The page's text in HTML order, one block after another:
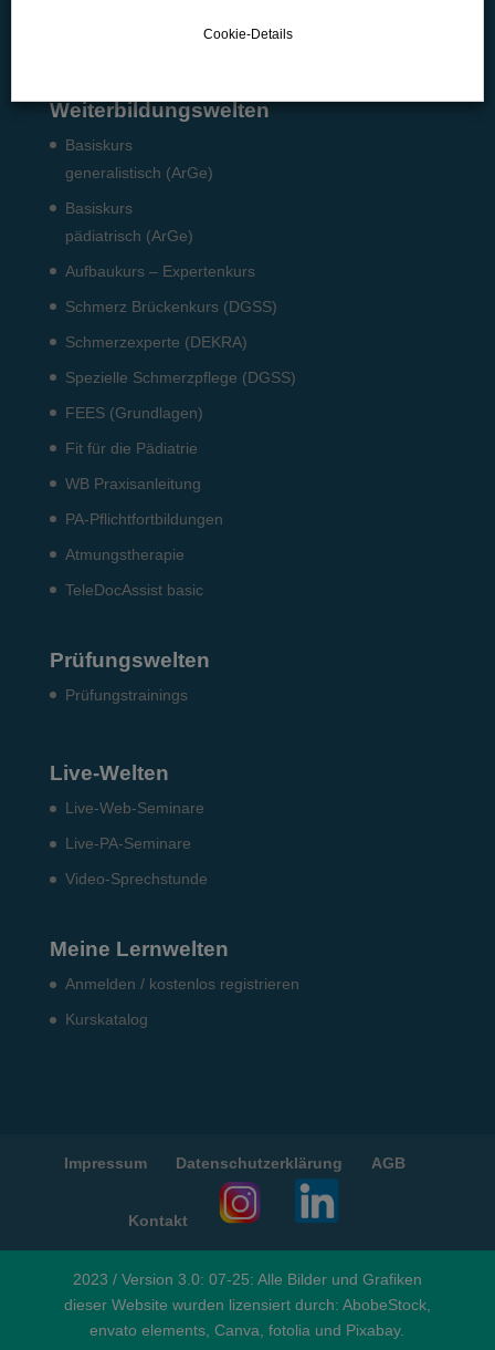
Fach­angestellte: Pneumo­logie
Weiterbildungswelten
Basiskurs
generalistisch (ArGe)
Basiskurs
pädiatrisch (ArGe)
Aufbaukurs – Expertenkurs
Schmerz Brückenkurs (DGSS)
Schmerzexperte (DEKRA)
Spezielle Schmerzpflege (DGSS)
FEES (Grundlagen)
Fit für die Pädiatrie
WB Praxisanleitung
PA-Pflichtfortbildungen
Atmungstherapie
TeleDocAssist basic
Prüfungswelten
Prü­fungs­trai­nings
Live-Welten
Live-Web-Seminare
Live-PA-Seminare
Video-Sprechstunde
Meine Lernwelten
Anmelden / kostenlos registrieren
Kurskatalog
Impressum Datenschutzerklärung AGB
Kontakt
2023 / Version 3.0: 07-25: Alle Bilder und Grafiken
dieser Website wurden lizensiert durch: AbobeStock,
envato elements, Canva, fotolia und Pixabay.
Cookie-Details